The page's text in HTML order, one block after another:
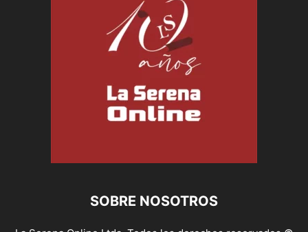
SOBRE NOSOTROS